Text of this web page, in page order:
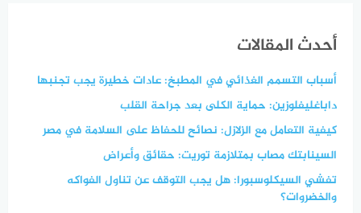
أحدث المقالات
أسباب التسمم الغذائي في المطبخ: عادات خطيرة يجب تجنبها
داباغليفلوزين: حماية الكلى بعد جراحة القلب
كيفية التعامل مع الزلازل: نصائح للحفاظ على السلامة في مصر
السينابتك مصاب بمتلازمة توريت: حقائق وأعراض
تفشي السيكلوسبورا: هل يجب التوقف عن تناول الفواكه
والخضروات؟